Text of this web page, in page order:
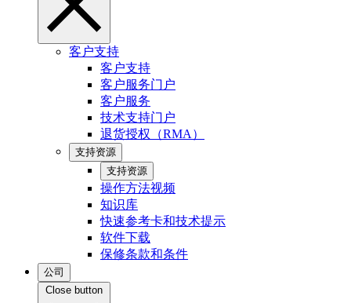
客户支持
客户支持
客户服务门户
客户服务
技术支持门户
退货授权（RMA）
支持资源
支持资源
操作方法视频
知识库
快速参考卡和技术提示
软件下载
保修条款和条件
公司
Close button